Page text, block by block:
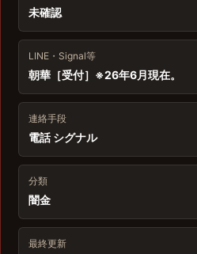
未確認
LINE・Signal等
朝華［受付］※26年6月現在。
連絡手段
電話 シグナル
分類
闇金
最終更新